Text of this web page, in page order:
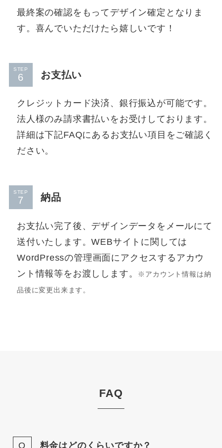
最終案の確認をもってデザイン確定となりま
す。喜んでいただけたら嬉しいです！
STEP お支払い
クレジットカード決済、銀行振込が可能です。
法人様のみ請求書払いをお受けしております。
詳細は下記FAQにあるお支払い項目をご確認く
ださい。
STEP 納品
お支払い完了後、デザインデータをメールにて
送付いたします。WEBサイトに関しては
WordPressの管理画面にアクセスするアカウ
ント情報等をお渡しします。
※アカウント情報は納
品後に変更出来ます。
FAQ
料金はどのくらいですか？